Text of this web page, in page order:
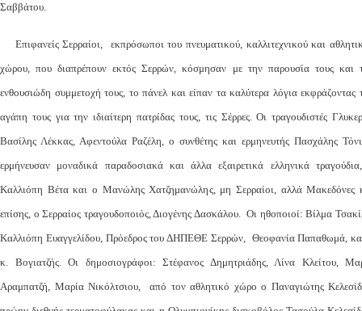
Σαββάτου.
Επιφανείς Σερραίοι, εκπρόσωποι του πνευματικού, καλλιτεχνικού και
χώρου, που διαπρέπουν εκτός Σερρών, κόσμησαν με την παρουσία τους και
ενθουσιώδη συμμετοχή τους, το πάνελ και είπαν τα καλύτερα λόγια εκφράζοντας
αγάπη τους για την ιδιαίτερη πατρίδας τους, τις Σέρρες. Οι τραγουδιστές
Βασίλης Λέκκας, Αφεντούλα Ραζέλη, ο συνθέτης και ερμηνευτής Πασχάλης
ερμήνευσαν μοναδικά παραδοσιακά και άλλα εξαιρετικά ελληνικά
Καλλιόπη Βέτα και ο Μανώλης Χατζημανώλης, μη Σερραίοι, αλλά Μακεδόνες
επίσης, ο Σερραίος τραγουδοποιός, Διογένης Δασκάλου. Οι ηθοποιοί: Βίλμα
Καλλιόπη Ευαγγελίδου, Πρόεδρος του ΔΗΠΕΘΕ Σερρών, Θεοφανία Παπαθωμά,
κ. Βογιατζής. Οι δημοσιογράφοι: Στέφανος Δημητριάδης, Λίνα Κλείτου,
Αραμπατζή, Μαρία Νικόλτσιου, από τον αθλητικό χώρο ο Παναγιώτης